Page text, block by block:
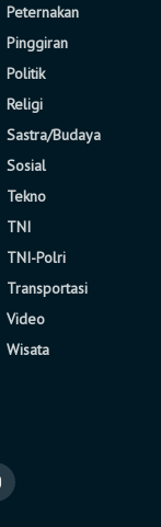
Peternakan
Pinggiran
Politik
Religi
Sastra/Budaya
Sosial
Tekno
TNI
TNI-Polri
Transportasi
Video
Wisata